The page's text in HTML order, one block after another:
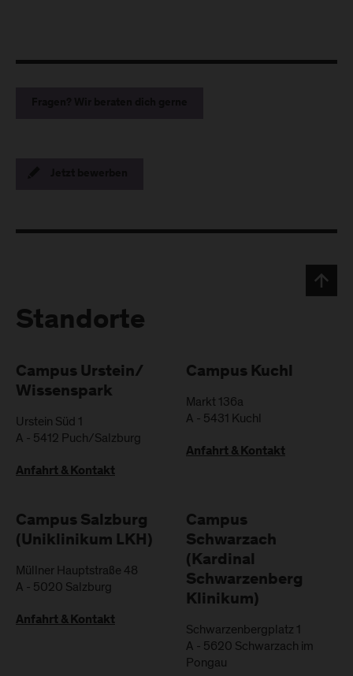
Standorte
Campus Urstein/
Wissenspark
Urstein Süd 1
A - 5412 Puch/Salzburg
Anfahrt & Kontakt
Campus Kuchl
Markt 136a
A - 5431 Kuchl
Anfahrt & Kontakt
Campus Salzburg
(Uniklinikum LKH)
Müllner Hauptstraße 48
A - 5020 Salzburg
Anfahrt & Kontakt
Campus
Schwarzach
(Kardinal
Schwarzenberg
Klinikum)
Schwarzenbergplatz 1
A - 5620 Schwarzach im
Pongau